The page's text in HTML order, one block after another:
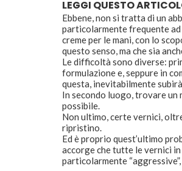
LEGGI QUESTO
Ebbene, non si tratta di un
particolarmente frequente
creme per le mani, con lo
questo senso, ma che sia
Le difficoltà sono diverse:
formulazione e, seppure in
questa, inevitabilmente
In secondo luogo, trovare un
possibile.
Non ultimo, certe vernici,
ripristino.
Ed è proprio quest’ultimo
accorge che tutte le vernici
particolarmente